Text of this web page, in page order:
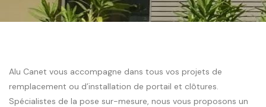
Alu Canet vous accompagne dans tous vos projets de
remplacement ou d’installation de portail et clôtures.
Spécialistes de la pose sur-mesure, nous vous proposons un